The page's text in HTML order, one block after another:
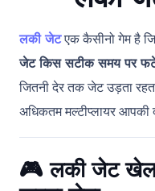
लकी जेटएक कैसीनो गेम है
जेट किस सटीक समय पर
जितनी देर तक जेट उड़ता
अधिकतम मल्टीप्लायर आपकी
🎮लकी जेट